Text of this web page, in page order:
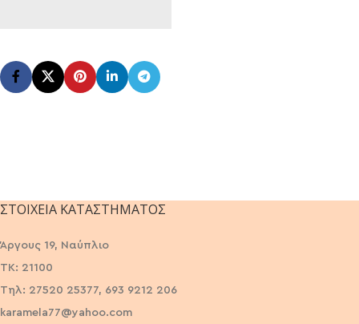
ΣΤΟΙΧΕΊΑ ΚΑΤΑΣΤΉΜΑΤΟΣ
Άργους 19, Ναύπλιο
ΤΚ: 21100
Τηλ: 27520 25377, 693 9212 206
karamela77@yahoo.com